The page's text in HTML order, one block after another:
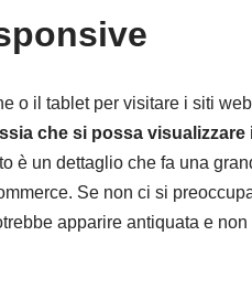
o il tablet per visitare i siti
che si possa visualizzare
è un dettaglio che fa una
Se non ci si
apparire antiquata e non